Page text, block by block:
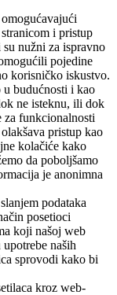
i pristup
nužni za ispravno
pojedine
korisničko iskustvo.
budućnosti i kao
ne isteknu, ili dok
za funkcionalnosti
pristup kao
kolačiće kako
da poboljšamo
je anonimna
podataka
posetioci
koji našoj web
naših
sprovodi kako bi
kroz web-